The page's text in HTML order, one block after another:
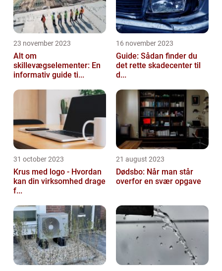
23 november 2023
Alt om
skillevægselementer: En
informativ guide ti...
16 november 2023
Guide: Sådan finder du
det rette skadecenter til
d...
31 october 2023
Krus med logo - Hvordan
kan din virksomhed drage
f...
21 august 2023
Dødsbo: Når man står
overfor en svær opgave